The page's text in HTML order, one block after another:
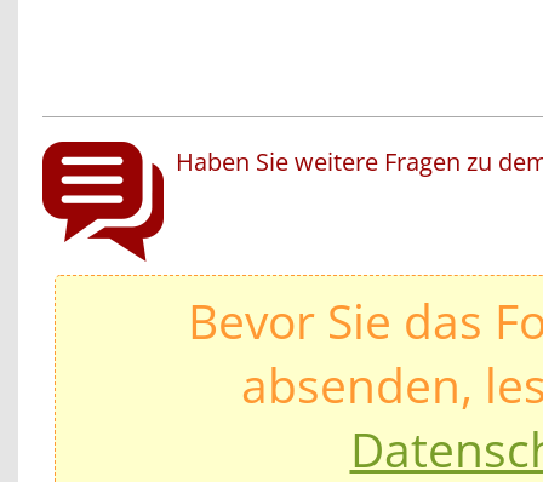
Haben Sie weitere Fragen zu
Bevor Sie das
absenden,